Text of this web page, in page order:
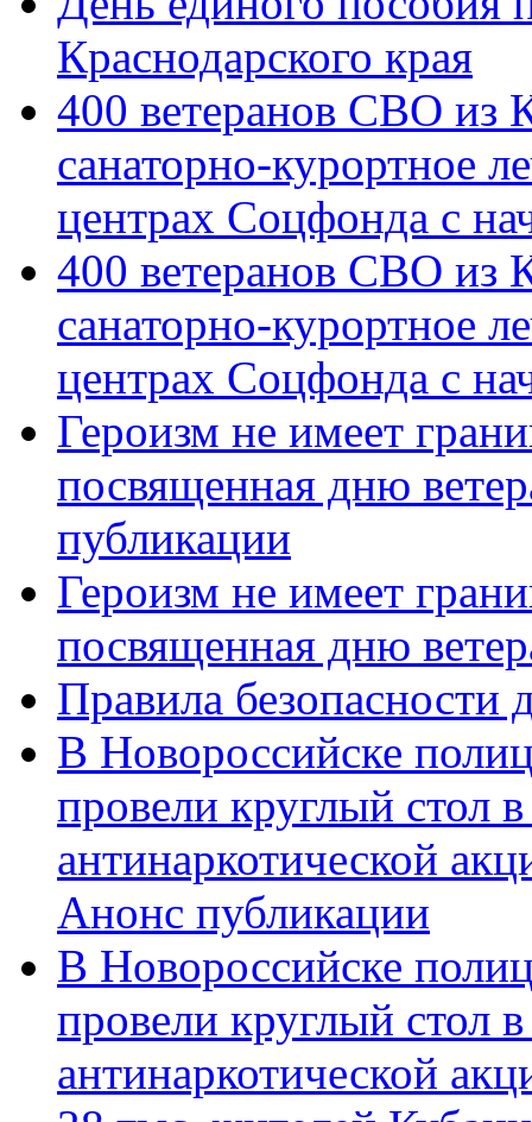
Краснодарского края
400 ветеранов СВО из
санаторно-курортное
центрах Соцфонда с
400 ветеранов СВО из
санаторно-курортное
центрах Соцфонда с
Героизм не имеет
посвященная дню
публикации
Героизм не имеет
посвященная дню
Правила безопасности
В Новороссийске
провели круглый стол
антинаркотической
Анонс публикации
В Новороссийске
провели круглый стол
антинаркотической